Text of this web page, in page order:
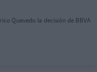
Quevedo la decisión de BBVA